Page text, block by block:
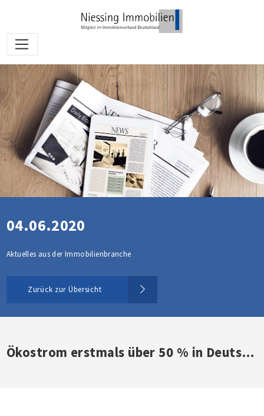
04.06.2020
Aktuelles aus der Immobilienbranche
Zurück zur Übersicht
Ökostrom erstmals über 50 % in Deutschland